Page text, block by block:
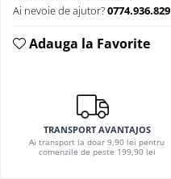
Ai nevoie de ajutor?0774.936.829
Adauga la Favorite
TRANSPORT AVANTAJOS
Ai transport la doar 9,90 lei pentru
comenzile de peste 199,90 lei